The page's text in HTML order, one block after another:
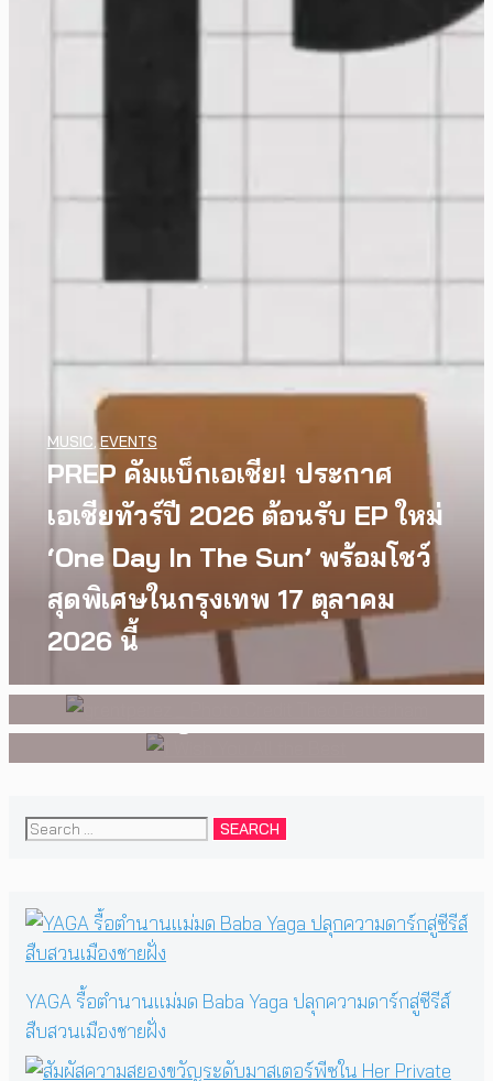
PREP คัมแบ็กเอเชีย! ประกาศ
เอเชียทัวร์ปี 2026 ต้อนรับ EP ใหม่
‘One Day In The Sun’ พร้อมโชว์
สุดพิเศษในกรุงเทพ 17 ตุลาคม
2026 นี้
MUSIC ,EVENTS
[Exclusive Interview]
grentperez จากเด็กอายุ 12 ปีที่
ร้องเพลงในห้องนอน สู่การแสดง
คอนเสิร์ตต่อหน้าคนนับหมื่น
INTERVIEW,MUSIC
I Wish You All the Best เรื่องราว
ของวัยรุ่นนอนไบนารี่ กับ
ครอบครัวที่เขาเลือกได้เอง ผล
งานการกำกับภาพยนตร์เรื่องแรก
ของ Tommy Dorfman
WATCH,LGBTQIAN+
Search
YAGA รื้อตำนานแม่มด Baba Yaga ปลุกความดาร์กสู่ซีรีส์
สืบสวนเมืองชายฝั่ง